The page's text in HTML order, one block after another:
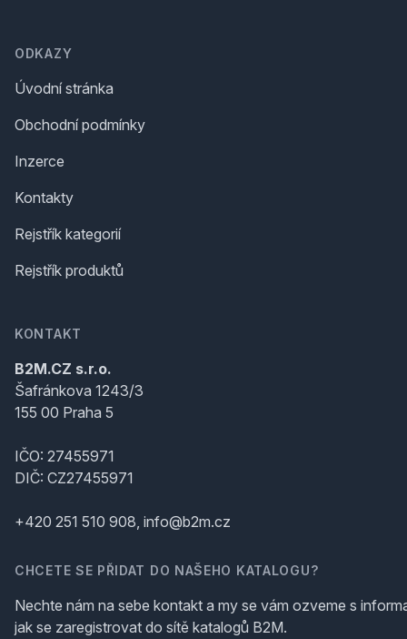
ODKAZY
Úvodní stránka
Obchodní podmínky
Inzerce
Kontakty
Rejstřík kategorií
Rejstřík produktů
KONTAKT
B2M.CZ s.r.o.
Šafránkova 1243/3
155 00 Praha 5
IČO: 27455971
DIČ: CZ27455971
+420 251 510 908, info@b2m.cz
CHCETE SE PŘIDAT DO NAŠEHO KATALOGU?
Nechte nám na sebe kontakt a my se vám ozveme s
jak se zaregistrovat do sítě katalogů B2M.